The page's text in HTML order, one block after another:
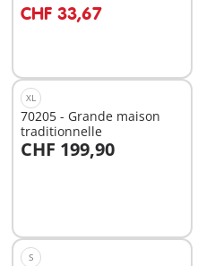
CHF 33,67
XL
70205 - Grande maison
traditionnelle
CHF 199,90
Au panier
S